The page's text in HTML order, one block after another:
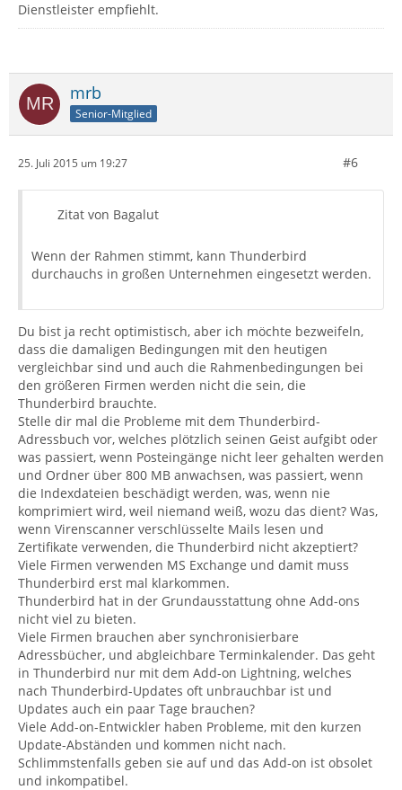
Dienstleister empfiehlt.
mrb
Senior-Mitglied
25. Juli 2015 um 19:27 #6
Zitat von Bagalut
Wenn der Rahmen stimmt, kann Thunderbird
durchauchs in großen Unternehmen eingesetzt werden.
Du bist ja recht optimistisch, aber ich möchte bezweifeln,
dass die damaligen Bedingungen mit den heutigen
vergleichbar sind und auch die Rahmenbedingungen bei
den größeren Firmen werden nicht die sein, die
Thunderbird brauchte.
Stelle dir mal die Probleme mit dem Thunderbird-
Adressbuch vor, welches plötzlich seinen Geist aufgibt oder
was passiert, wenn Posteingänge nicht leer gehalten werden
und Ordner über 800 MB anwachsen, was passiert, wenn
die Indexdateien beschädigt werden, was, wenn nie
komprimiert wird, weil niemand weiß, wozu das dient? Was,
wenn Virenscanner verschlüsselte Mails lesen und
Zertifikate verwenden, die Thunderbird nicht akzeptiert?
Viele Firmen verwenden MS Exchange und damit muss
Thunderbird erst mal klarkommen.
Thunderbird hat in der Grundausstattung ohne Add-ons
nicht viel zu bieten.
Viele Firmen brauchen aber synchronisierbare
Adressbücher, und abgleichbare Terminkalender. Das geht
in Thunderbird nur mit dem Add-on Lightning, welches
nach Thunderbird-Updates oft unbrauchbar ist und
Updates auch ein paar Tage brauchen?
Viele Add-on-Entwickler haben Probleme, mit den kurzen
Update-Abständen und kommen nicht nach.
Schlimmstenfalls geben sie auf und das Add-on ist obsolet
und inkompatibel.